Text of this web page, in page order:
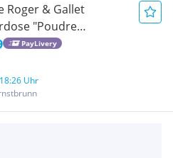
Roger & Gallet
"Poudre
Paris - um 1900-
PayLivery
Uhr